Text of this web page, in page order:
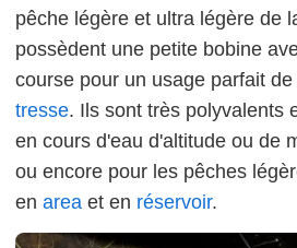
pêche légère et ultra légère de
possèdent une petite bobine
course pour un usage parfait de
tresse. Ils sont très polyvalents
en cours d'eau d'altitude ou de
ou encore pour les pêches
en area et en réservoir.